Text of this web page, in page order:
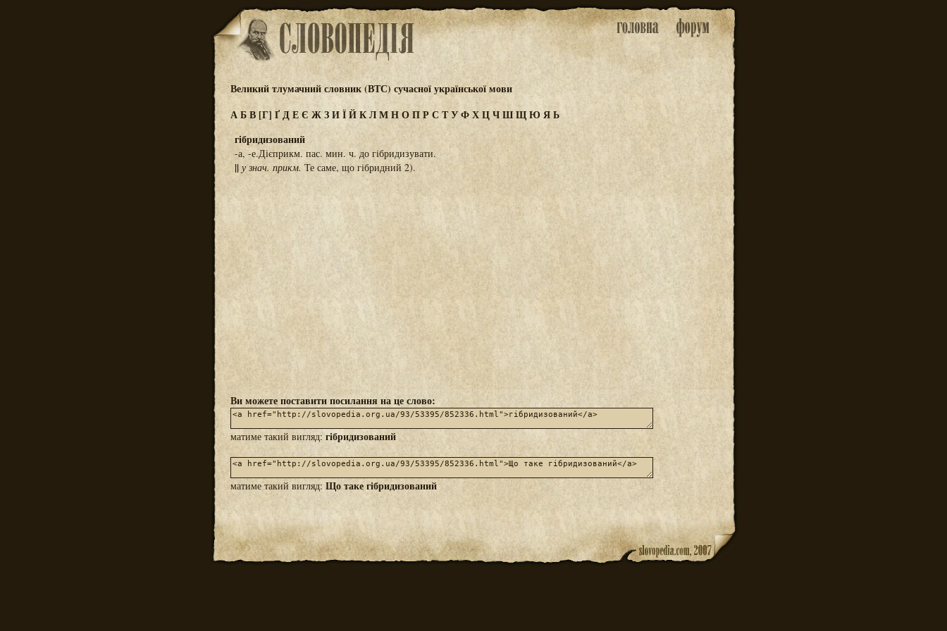
Великий тлумачний словник (ВТС) сучасної української мови
АБВ[Г] ҐДЕЄ ЖЗИЇЙКЛМНОПРС ТУФХЦЧШЩЮ ЯЬ
гібридизований
-а, -е.Дієприкм. пас. мин. ч. до гібридизувати.
|| у знач. прикм.Те саме, що гібридний 2).
Ви можете поставити посилання на це слово:
матиме такий вигляд:гібридизований
матиме такий вигляд: Що таке гібридизований